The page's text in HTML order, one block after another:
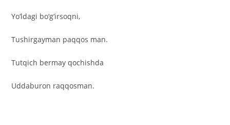
Yo‘ldagi bo‘g‘irsoqni,
Tushirgayman paqqos man.
Tutqich bermay qochishda
Uddaburon raqqosman.